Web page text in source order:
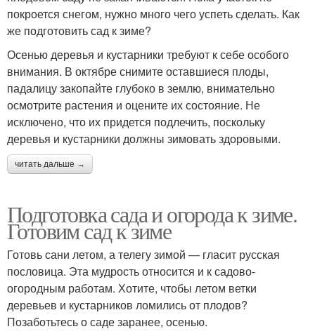
покроется снегом, нужно много чего успеть сделать. Как
же подготовить сад к зиме?
Осенью деревья и кустарники требуют к себе особого
внимания. В октябре снимите оставшиеся плоды,
падалицу закопайте глубоко в землю, внимательно
осмотрите растения и оцените их состояние. Не
исключено, что их придется подлечить, поскольку
деревья и кустарники должны зимовать здоровыми.
читать дальше →
Подготовка сада и огорода к зиме.
Готовим сад к зиме
Готовь сани летом, а телегу зимой — гласит русская
пословица. Эта мудрость относится и к садово-
огородным работам. Хотите, чтобы летом ветки
деревьев и кустарников ломились от плодов?
Позаботьтесь о саде заранее, осенью.